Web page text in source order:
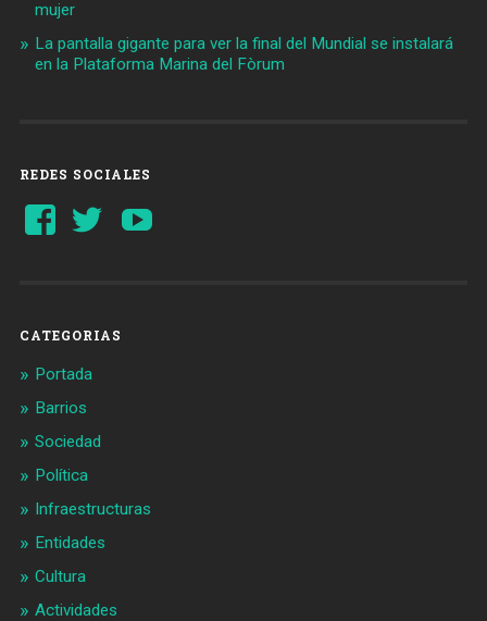
mujer
La pantalla gigante para ver la final del Mundial se instalará
en la Plataforma Marina del Fòrum
REDES SOCIALES
Ver
perfil
Ver
perfil
CATEGORIAS
Portada
Barrios
Sociedad
Política
Infraestructuras
Entidades
Cultura
Actividades